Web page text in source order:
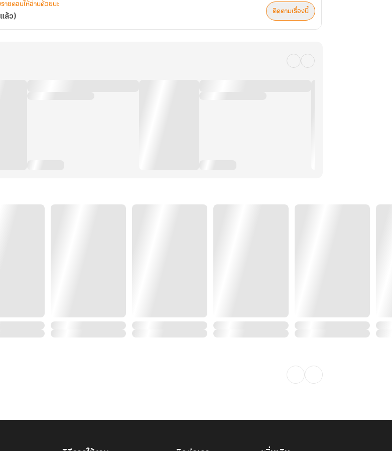
ายตอนให้อ่านด้วยนะ
ล้ว)
ติดตามเรื่องนี้